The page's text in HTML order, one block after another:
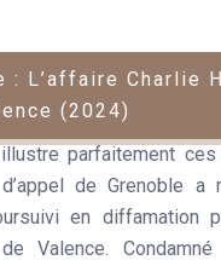
: L’affaire Charlie
(2024)
parfaitement ces
de Grenoble a
en diffamation
Valence.